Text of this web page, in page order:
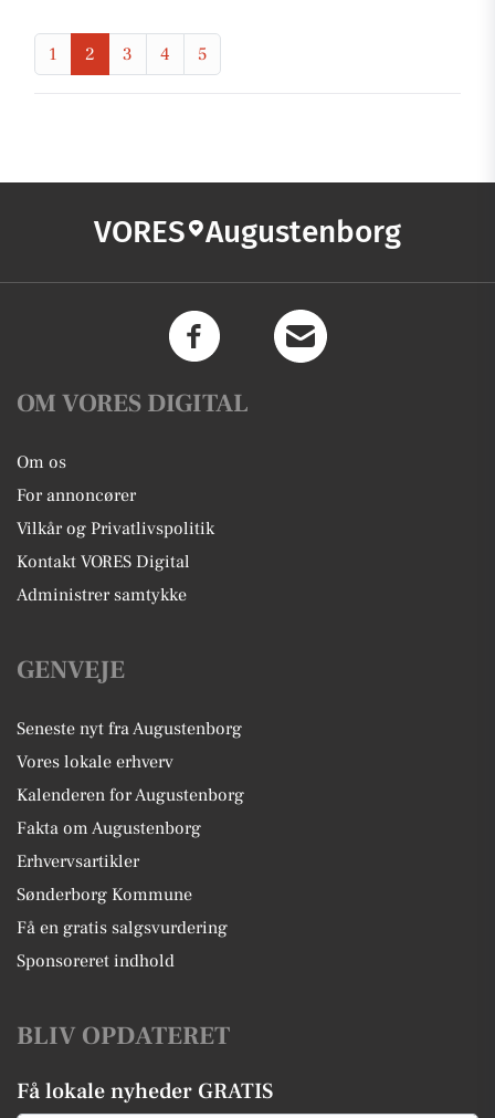
1 2 3 4 5
VORES Augustenborg
OM VORES DIGITAL
Om os
For annoncører
Vilkår og Privatlivspolitik
Kontakt VORES Digital
Administrer samtykke
GENVEJE
Seneste nyt fra Augustenborg
Vores lokale erhverv
Kalenderen for Augustenborg
Fakta om Augustenborg
Erhvervsartikler
Sønderborg Kommune
Få en gratis salgsvurdering
Sponsoreret indhold
BLIV OPDATERET
Få lokale nyheder GRATIS